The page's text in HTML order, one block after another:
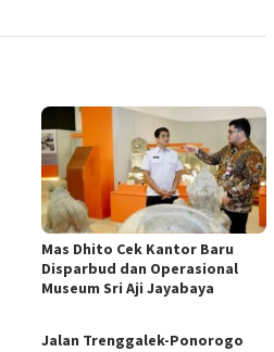
Mas Dhito Cek Kantor Baru
Disparbud dan Operasional
Museum Sri Aji Jayabaya
Jalan Trenggalek-Ponorogo